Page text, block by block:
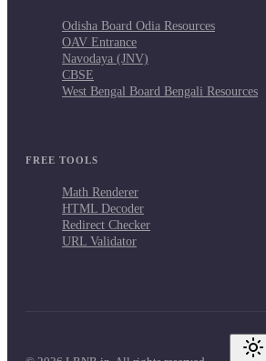
Odisha Board Odia Resources
OAV Entrance
Navodaya (JNV)
CBSE
West Bengal Board Bengali Resources
FREE TOOLS
Math Renderer
HTML Decoder
Redirect Checker
URL Validator